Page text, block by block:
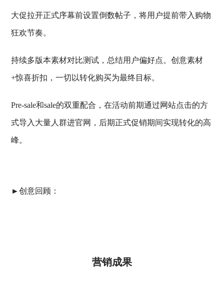
大促拉开正式序幕前设置倒数帖子，将用户提前带入购物
狂欢节奏。
持续多版本素材对比测试，总结用户偏好点。创意素材
+惊喜折扣，一切以转化购买为最终目标。
Pre-sale和sale的双重配合，在活动前期通过网站点击的方
式导入大量人群进官网，后期正式促销期间实现转化的高
峰。
►创意回顾：
营销成果